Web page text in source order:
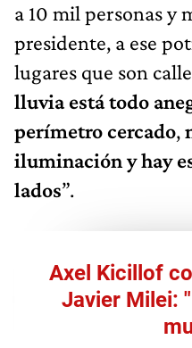
a 10 mil personas y
presidente, a ese
lugares que son
lluvia está todo
perímetro cercado,
iluminación yhay
lados”.
Axel Kicillof
Javier Milei: